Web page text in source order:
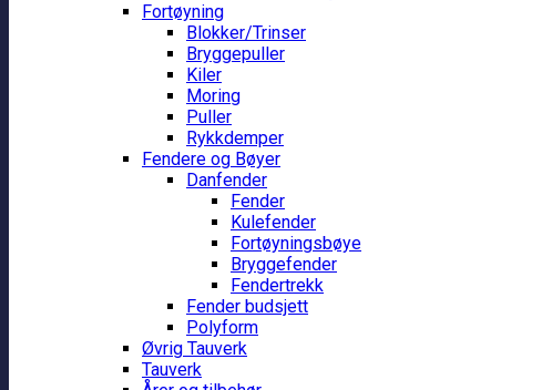
Fortøyning
Blokker/Trinser
Bryggepuller
Kiler
Moring
Puller
Rykkdemper
Fendere og Bøyer
Danfender
Fender
Kulefender
Fortøyningsbøye
Bryggefender
Fendertrekk
Fender budsjett
Polyform
Øvrig Tauverk
Tauverk